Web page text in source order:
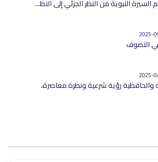
السيرة النبوية من النظر الجزئي إلى النظ...
التصوف
والحافظية رؤية شرعية ونظرة معاصرة،